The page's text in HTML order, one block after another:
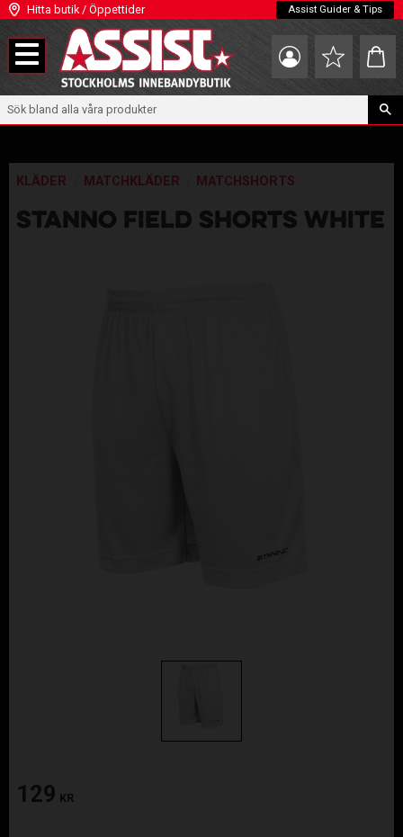
Meny
Hitta butik / Öppettider Assist Guider & Tips
Favoriter
KLÄDER MATCHKLÄDER MATCHSHORTS
STANNO FIELD SHORTS WHITE
129 KR